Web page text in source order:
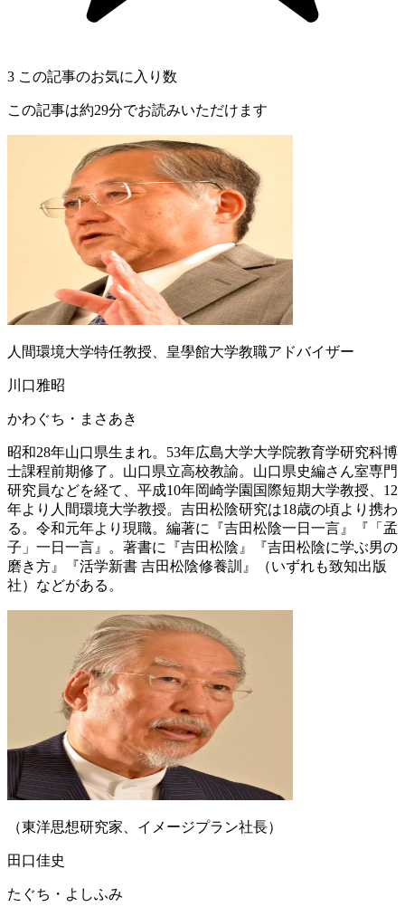
3 この記事のお気に入り数
この記事は約29分でお読みいただけます
人間環境大学特任教授、皇學館大学教職アドバイザー
川口雅昭
かわぐち・まさあき
昭和28年山口県生まれ。53年広島大学大学院教育学研究科博
士課程前期修了。山口県立高校教諭。山口県史編さん室専門
研究員などを経て、平成10年岡崎学園国際短期大学教授、12
年より人間環境大学教授。吉田松陰研究は18歳の頃より携わ
る。令和元年より現職。編著に『吉田松陰一日一言』『「孟
子」一日一言』。著書に『吉田松陰』『吉田松陰に学ぶ男の
磨き方』『活学新書 吉田松陰修養訓』（いずれも致知出版
社）などがある。
（東洋思想研究家、イメージプラン社長）
田口佳史
たぐち・よしふみ